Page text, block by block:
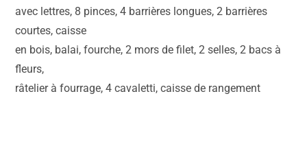
avec lettres, 8 pinces, 4 barrières longues, 2 barrières
courtes, caisse
en bois, balai, fourche, 2 mors de filet, 2 selles, 2 bacs à
fleurs,
râtelier à fourrage, 4 cavaletti, caisse de rangement